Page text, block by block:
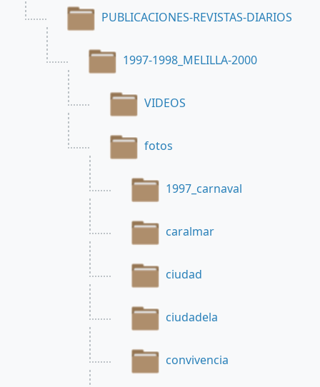
PUBLICACIONES-REVISTAS-DIARIOS
1997-1998_MELILLA-2000
VIDEOS
fotos
1997_carnaval
caralmar
ciudad
ciudadela
convivencia